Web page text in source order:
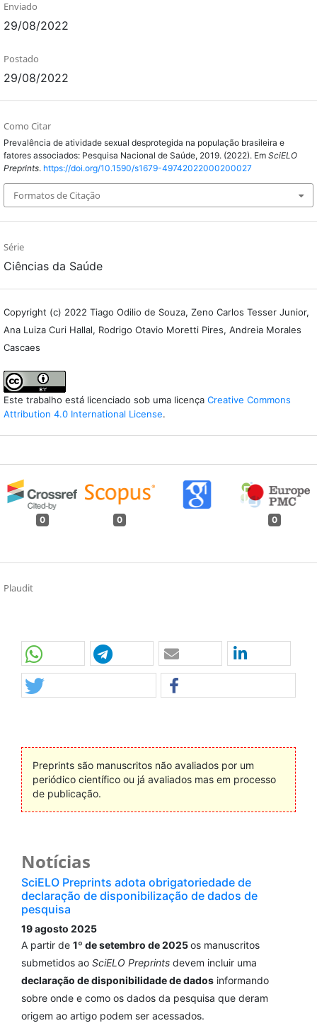
Enviado
29/08/2022
Postado
29/08/2022
Como Citar
Prevalência de atividade sexual desprotegida na população brasileira e
fatores associados: Pesquisa Nacional de Saúde, 2019. (2022). Em SciELO
Preprints. https://doi.org/10.1590/s1679-49742022000200027
Formatos de Citação
Série
Ciências da Saúde
Copyright (c) 2022 Tiago Odilio de Souza, Zeno Carlos Tesser Junior,
Ana Luiza Curi Hallal, Rodrigo Otavio Moretti Pires, Andreia Morales
Cascaes
Este trabalho está licenciado sob uma licença Creative Commons
Attribution 4.0 International License.
0 0 0
Plaudit
Preprints são manuscritos não avaliados por um
periódico científico ou já avaliados mas em processo
de publicação.
Notícias
SciELO Preprints adota obrigatoriedade de
declaração de disponibilização de dados de
pesquisa
19 agosto 2025
A partir de 1º de setembro de 2025os manuscritos
submetidos ao SciELO Preprints devem incluir uma
declaração de disponibilidade de dados informando
sobre onde e como os dados da pesquisa que deram
origem ao artigo podem ser acessados.